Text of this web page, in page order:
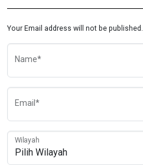
Your Email address will not be published.
Name*
Email*
Wilayah